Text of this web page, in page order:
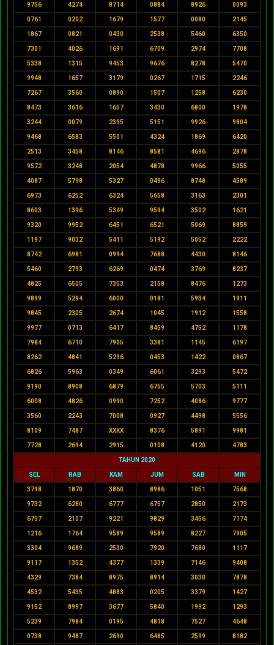
9756 4274 8714 0884 8926 0093
0761 0202 1679 1577 0080 2145
1867 0821 0430 2538 5460 6350
7301 4026 1691 6709 2974 7708
5338 1315 9453 9676 8278 5470
9948 1657 3179 0267 1715 2246
7267 3560 0890 1507 1258 6230
8473 3616 1657 3430 6800 1978
3244 0079 2395 5151 9926 9804
9468 6583 5501 4324 1869 6420
2513 3458 8146 8581 4696 2878
9572 3248 2054 4878 9966 5055
4087 5798 5327 0496 8748 4589
6973 6252 6324 5658 3163 2301
8603 1396 5349 9594 3502 1621
9320 9952 6451 6521 5069 8859
1197 9032 5411 5192 5052 2222
8742 6981 0994 7688 4430 8146
5460 2793 6269 0474 3769 8237
4825 6505 7353 2158 8476 1273
9899 5294 6000 0181 5934 1911
9845 2305 2674 1045 1912 1558
9977 0713 6417 8459 4752 1178
7984 6710 7905 3381 1145 6197
8262 4841 5296 0453 1422 0867
6826 5963 0349 6061 3293 5472
9190 8908 6879 6755 5703 5111
6008 4826 0990 7252 4086 9777
3560 2243 7008 0927 4498 5556
8109 7487 XXXX 8376 5891 9981
7728 2694 2915 0108 4120 4783
TAHUN 2020
SEL RAB KAM JUM SAB MIN
3798 1870 3860 8986 1051 7568
9732 6280 6777 6757 2850 2173
6757 2107 9221 9829 3456 7174
1216 1764 9589 9589 8227 7905
3304 9689 2530 7920 7680 1117
9117 1352 4377 1339 7146 9408
4329 7384 8975 8914 3030 7878
4532 5435 4883 0205 3379 1427
9152 8997 3677 5840 1992 1293
5239 7984 0195 4818 7527 4648
0738 9487 2690 6485 2599 8182